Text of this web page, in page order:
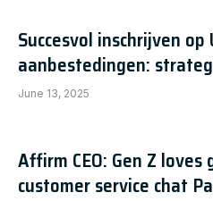
Succesvol inschrijven
aanbestedingen:
June 13, 2025
Affirm CEO: Gen Z
customer service chat